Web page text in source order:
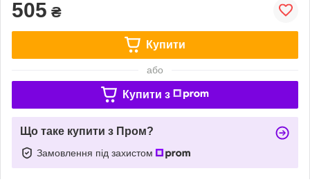
505 ₴
Купити
або
Купити з
Що таке купити з Пром?
Замовлення під захистом